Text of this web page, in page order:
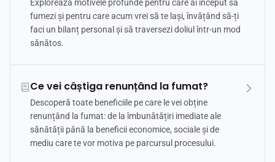
Explorează motivele profunde pentru care ai început să
fumezi și pentru care acum vrei să te lași, învățând să-ți
faci un bilanț personal și să traversezi doliul într-un mod
sănătos.
Ce vei câștiga renunțând la fumat?
Descoperă toate beneficiile pe care le vei obține
renunțând la fumat: de la îmbunătățiri imediate ale
sănătății până la beneficii economice, sociale și de
mediu care te vor motiva pe parcursul procesului.